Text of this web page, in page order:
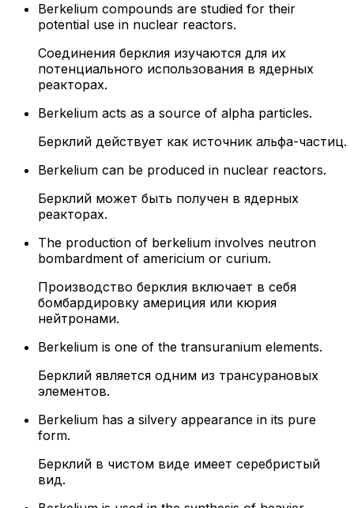
Berkelium compounds are studied for their
potential use in nuclear reactors.
Соединения берклия изучаются для их
потенциального использования в ядерных
реакторах.
Berkelium acts as a source of alpha particles.
Берклий действует как источник альфа-частиц.
Berkelium can be produced in nuclear reactors.
Берклий может быть получен в ядерных
реакторах.
The production of berkelium involves neutron
bombardment of americium or curium.
Производство берклия включает в себя
бомбардировку америция или кюрия
нейтронами.
Berkelium is one of the transuranium elements.
Берклий является одним из трансурановых
элементов.
Berkelium has a silvery appearance in its pure
form.
Берклий в чистом виде имеет серебристый
вид.